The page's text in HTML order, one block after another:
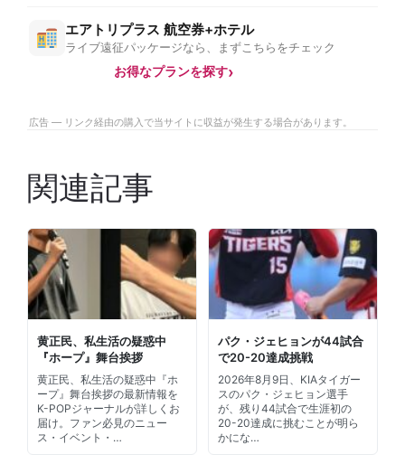
エアトリプラス 航空券+ホテル
ライブ遠征パッケージなら、まずこちらをチェック
お得なプランを探す
広告 — リンク経由の購入で当サイトに収益が発生する場合があります。
関連記事
黄正民、私生活の疑惑中
『ホープ』舞台挨拶
黄正民、私生活の疑惑中『ホ
ープ』舞台挨拶の最新情報を
K-POPジャーナルが詳しくお
届け。ファン必見のニュー
ス・イベント・…
パク・ジェヒョンが44試合
で20-20達成挑戦
2026年8月9日、KIAタイガー
スのパク・ジェヒョン選手
が、残り44試合で生涯初の
20-20達成に挑むことが明ら
かにな…